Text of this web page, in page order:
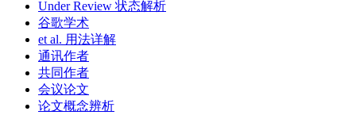
Under Review 状态解析
谷歌学术
et al. 用法详解
通讯作者
共同作者
会议论文
论文概念辨析